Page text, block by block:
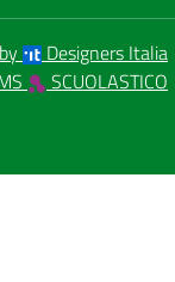
Designers Italia
SCUOLASTICO